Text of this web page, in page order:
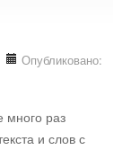
Опубликовано:
много раз
и слов с